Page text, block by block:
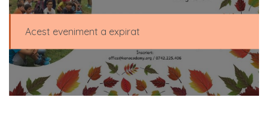
Acest eveniment a expirat